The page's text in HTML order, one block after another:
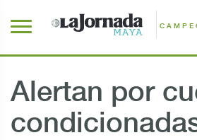
Alertan por